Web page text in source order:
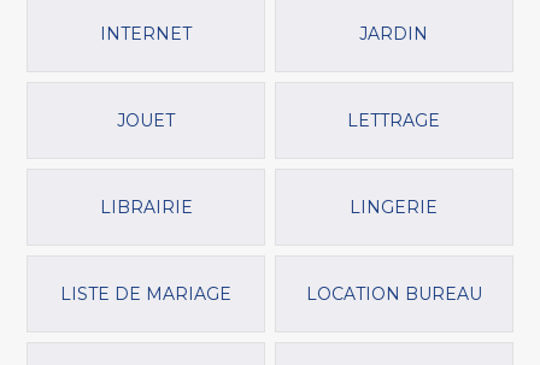
INTERNET JARDIN
JOUET LETTRAGE
LIBRAIRIE LINGERIE
LISTE DE MARIAGE LOCATION BUREAU